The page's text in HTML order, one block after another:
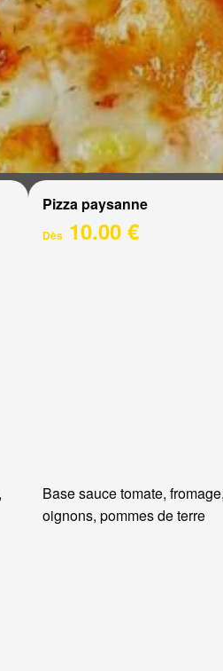
Pizza paysanne
Dès10.00 €
Base sauce tomate,
oignons, pommes de terre